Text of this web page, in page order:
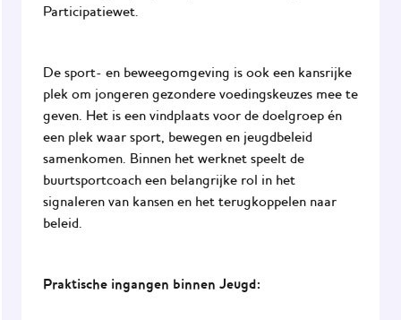
Participatiewet.
De sport- en beweegomgeving is ook een kansrijke
plek om jongeren gezondere voedingskeuzes mee te
geven. Het is een vindplaats voor de doelgroep én
een plek waar sport, bewegen en jeugdbeleid
samenkomen. Binnen het werknet speelt de
buurtsportcoach een belangrijke rol in het
signaleren van kansen en het terugkoppelen naar
beleid.
Praktische ingangen binnen Jeugd: